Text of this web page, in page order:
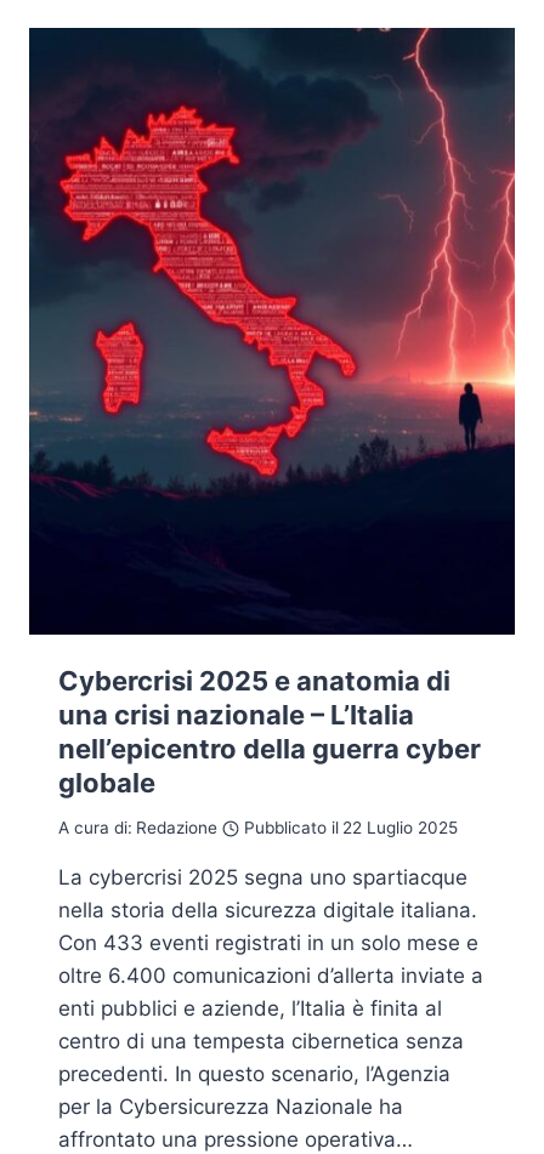
STRATEGIE
CYBERSECURITY
NEL
2025
Cybercrisi 2025 e anatomia di
una crisi nazionale – L’Italia
nell’epicentro della guerra cyber
globale
A cura di: Redazione Pubblicato il 22 Luglio 2025
La cybercrisi 2025 segna uno spartiacque
nella storia della sicurezza digitale italiana.
Con 433 eventi registrati in un solo mese e
oltre 6.400 comunicazioni d’allerta inviate a
enti pubblici e aziende, l’Italia è finita al
centro di una tempesta cibernetica senza
precedenti. In questo scenario, l’Agenzia
per la Cybersicurezza Nazionale ha
affrontato una pressione operativa…